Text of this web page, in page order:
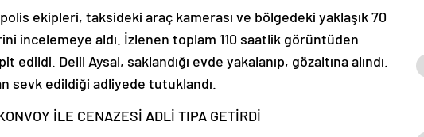
ekipleri, taksideki araç kamerası ve bölgedeki yaklaşık 70
incelemeye aldı. İzlenen toplam 110 saatlik görüntüden
Delil Aysal, saklandığı evde yakalanıp, gözaltına alındı.
sevk edildiği adliyede tutuklandı.
İLE CENAZESİ ADLİ TIPA GETİRDİ